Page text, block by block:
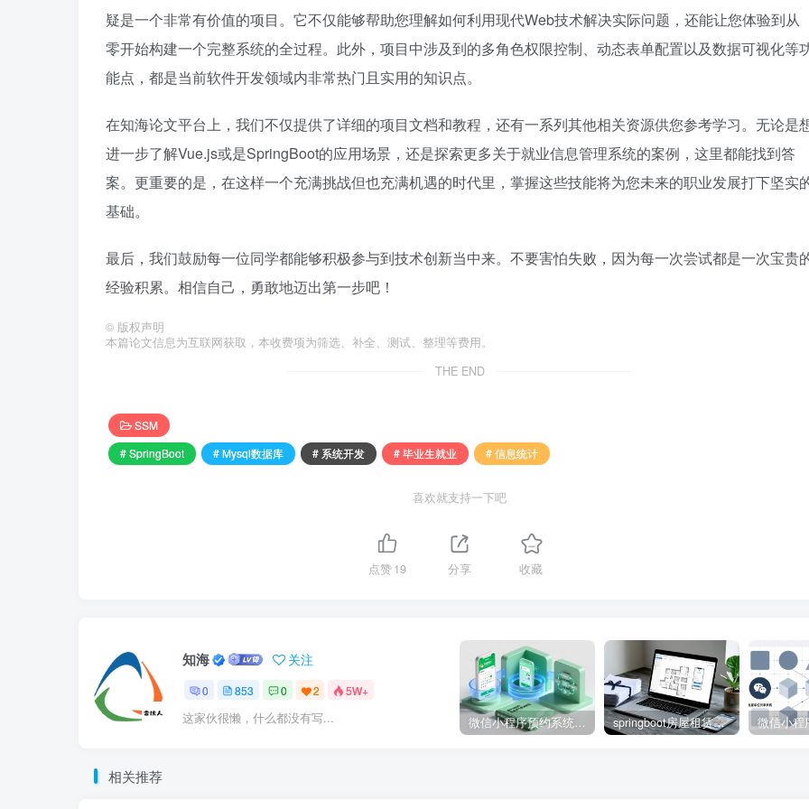
疑是一个非常有价值的项目。它不仅能够帮助您理解如何利用现代Web技术解决实际问题，还能让您体验到从
零开始构建一个完整系统的全过程。此外，项目中涉及到的多角色权限控制、动态表单配置以及数据可视化等
能点，都是当前软件开发领域内非常热门且实用的知识点。
在知海论文平台上，我们不仅提供了详细的项目文档和教程，还有一系列其他相关资源供您参考学习。无论是
进一步了解Vue.js或是SpringBoot的应用场景，还是探索更多关于就业信息管理系统的案例，这里都能找到答
案。更重要的是，在这样一个充满挑战但也充满机遇的时代里，掌握这些技能将为您未来的职业发展打下坚实
基础。
最后，我们鼓励每一位同学都能够积极参与到技术创新当中来。不要害怕失败，因为每一次尝试都是一次宝贵
经验积累。相信自己，勇敢地迈出第一步吧！
© 版权声明
本篇论文信息为互联网获取，本收费项为筛选、补全、测试、整理等费用。
THE END
SSM
# SpringBoot
# Mysql数据库 # 系统开发 # 毕业生就业 # 信息统计
喜欢就支持一下吧
点赞19 分享 收藏
知海 关注
0 853 0 2 5W+
这家伙很懒，什么都没有写... 微信小程序预约系统源码 – 知海论文 springboot房屋租赁系统源码 – 知海论文
相关推荐